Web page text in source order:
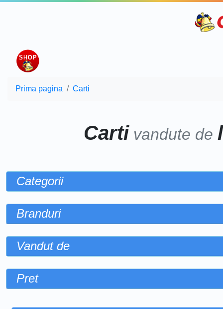
Prima pagina Carti
Cartivandute de
Categorii
Branduri
Vandut de
Pret